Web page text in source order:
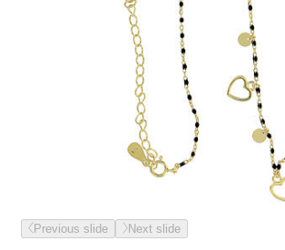
Previous slide Next slide